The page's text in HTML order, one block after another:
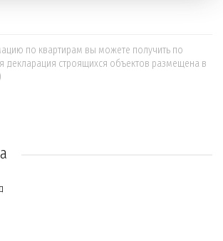
по квартирам вы можете получить по
декларация строящихся объектов размещена в